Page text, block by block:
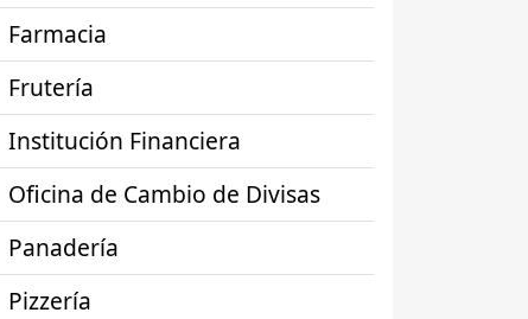
Farmacia
Frutería
Institución Financiera
Oficina de Cambio de Divisas
Panadería
Pizzería